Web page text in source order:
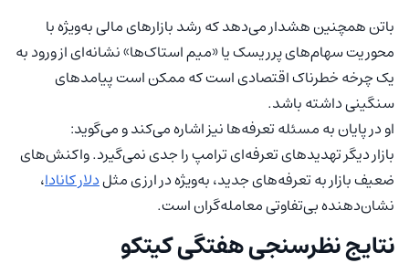
باتن همچنین هشدار می‌دهد که رشد بازارهای مالی به‌ویژه با
محوریت سهام‌های پرریسک یا «میم استاک‌ها» نشانه‌ای از ورود به
یک چرخه خطرناک اقتصادی است که ممکن است پیامدهای
سنگینی داشته باشد.
او در پایان به مسئله تعرفه‌ها نیز اشاره می‌کند و می‌گوید:
بازار دیگر تهدیدهای تعرفه‌ای ترامپ را جدی نمی‌گیرد. واکنش‌های
ضعیف بازار به تعرفه‌های جدید، به‌ویژه در ارزی مثلدلار کانادا،
نشان‌دهنده بی‌تفاوتی معامله‌گران است.
نتایج نظرسنجی هفتگی کیتکو